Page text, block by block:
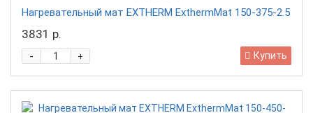
Нагревательный мат EXTHERM ExthermMat 150-375-2.5
3831 р.
+
- Купить